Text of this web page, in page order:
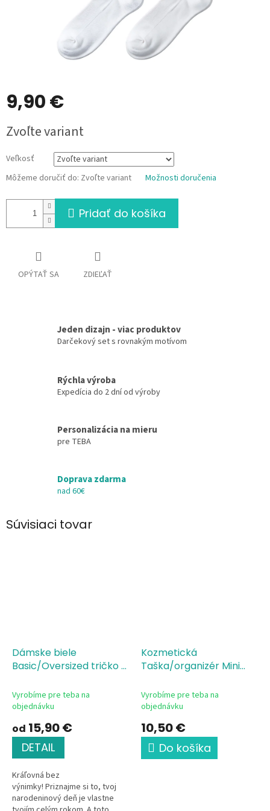
9,90 €
cena:
Zvoľte variant
Veľkosť
Môžeme doručiť do: Zvoľte variant Možnosti doručenia
Pridať do košíka
OPÝTAŤ SA ZDIEĽAŤ
Jeden dizajn - viac produktov
Darčekový set s rovnakým motívom
Rýchla výroba
Expedícia do 2 dní od výroby
Personalizácia na mieru
pre TEBA
Doprava zdarma
nad 60€
Súvisiaci tovar
Dámske biele
Basic/Oversized tričko s
Queen Est
Vyrobíme pre teba na
objednávku
od 15,90 €
DETAIL
Kráľovná bez
výnimky! Priznajme si to, tvoj
narodeninový deň je vlastne
Kozmetická
Taška/organizér Mini
Vyrobíme pre teba na
objednávku
10,50 €
Do košíka